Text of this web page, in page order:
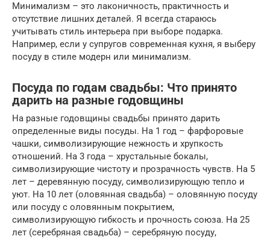
Минимализм – это лаконичность, практичность и
отсутствие лишних деталей. Я всегда стараюсь
учитывать стиль интерьера при выборе подарка.
Например, если у супругов современная кухня, я выберу
посуду в стиле модерн или минимализм.
Посуда по годам свадьбы: Что принято
дарить на разные годовщины
На разные годовщины свадьбы принято дарить
определенные виды посуды. На 1 год – фарфоровые
чашки, символизирующие нежность и хрупкость
отношений. На 3 года – хрустальные бокалы,
символизирующие чистоту и прозрачность чувств. На 5
лет – деревянную посуду, символизирующую тепло и
уют. На 10 лет (оловянная свадьба) – оловянную посуду
или посуду с оловянным покрытием,
символизирующую гибкость и прочность союза. На 25
лет (серебряная свадьба) – серебряную посуду,